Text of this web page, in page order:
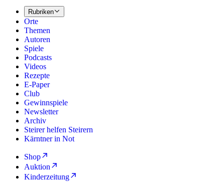
Rubriken
Orte
Themen
Autoren
Spiele
Podcasts
Videos
Rezepte
E-Paper
Club
Gewinnspiele
Newsletter
Archiv
Steirer helfen Steirern
Kärntner in Not
Shop
Auktion
Kinderzeitung